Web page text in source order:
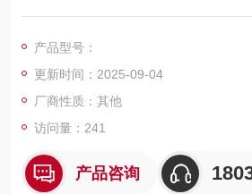
计的一种传感器。其外形为铝合金材质
便，应用于工业自动化设备配套及机械
制。
产品型号：
更新时间：2025-09-04
厂商性质：其他
访问量：241
产品咨询